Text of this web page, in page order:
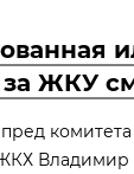
за ЖКУ
Владимир